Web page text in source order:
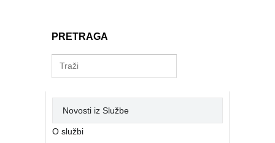
PRETRAGA
Novosti iz Službe
O službi